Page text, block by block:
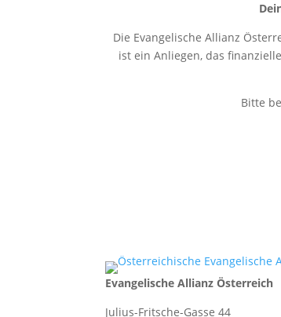
Die Evangelische Allianz
ist ein Anliegen, das
Bitte
Evangelische Allianz Österreich
Julius-Fritsche-Gasse 44